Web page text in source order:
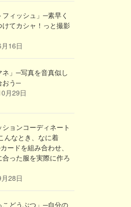
フィッシュ」─素早く
けてカシャ！っと撮影
16日
ネ」─写真を音真似し
おう─
月29日
ションコーディネート
んなとき、なに着
ードを組み合わせ、
合った服を実際に作ろ
28日
こどうぶつ」─自分の